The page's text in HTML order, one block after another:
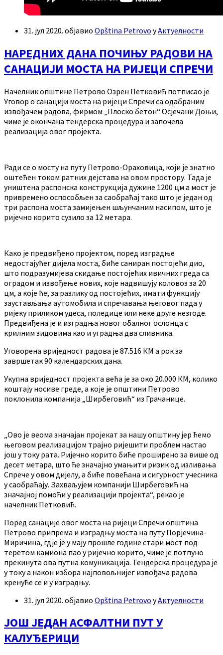
31. јул 2020. објавио Opština Petrovo уАктуелности
НАРЕДНИХ ДАНА ПОЧИЊУ РАДОВИ НА
САНАЦИЈИ МОСТА НА РИЈЕЦИ СПРЕЧИ
Начелник општине Петрово Озрен Петковић потписао је
Уговор о санацији моста на ријеци Спречи са одабраним
извођачем радова, фирмом „Плоско бетон“ Осјечани Доњи,
чиме је окончана тендерска процедура и започела
реализација овог пројекта.
Ради се о мосту на путу Петрово-Ораховица, који је знатно
оштећен током ратних дејстава на овом простору. Тада је
уништена распонска конструкција дужине 1200 цм а мост је
привремено оспособљен за саобраћај тако што је један од
три распона моста замијењен шљунчаним насипом, што је
ријечно корито сузило за 12 метара.
Како је предвиђено пројектом, поред изградње
недостајућег дијела моста, биће саниран постојећи дио,
што подразумијева скидање постојећих ивичних греда са
оградом и извођење нових, које надвишују коловоз за 20
цм, а које ће, за разлику од постојећих, имати функцију
заустављања аутомобила и спречавања његовог пада у
ријеку приликом удеса, поледице или неке друге незгоде.
Предвиђена је и изградња новог обалног ослонца с
крилним зидовима као и уградња два сливника.
Уговорена вриједност радова је 87.516 КМ а рок за
завршетак 90 календарских дана.
Укупна вриједност пројекта већа је за око 20.000 КМ, колико
коштају носиве греде, а које је општини Петрово
поклонила компанија „Ширбеговић“ из Грачанице.
„Ово је веома значајан пројекат за нашу општину јер ћемо
његовом реализацијом трајно ријешити проблем настао
још у току рата. Ријечно корито биће проширено за више од
десет метара, што ће значајно умањити ризик од изливања
Спрече у овом дијелу, а биће повећана и сигурност учесника
у саобраћају. Захваљујем компанији Ширбеговић на
значајној помоћи у реализацији пројекта“, рекао је
начелник Петковић.
Поред санације овог моста на ријеци Спречи општина
Петрово припрема и изградњу моста на путу Порјечина-
Миричина, гдје је у мају прошле године стари мост под
теретом камиона пао у ријечно корито, чиме је потпуно
прекинута ова путна комуникација. Тендерска процедура је
у току а након избора најповољнијег извођача радова
кренуће се и у изградњу.
31. јул 2020. објавио Opština Petrovo уАктуелности
ЈОШ ЈЕДАН АСФАЛТНИ ПУТ У
КАЛУЂЕРИЦИ